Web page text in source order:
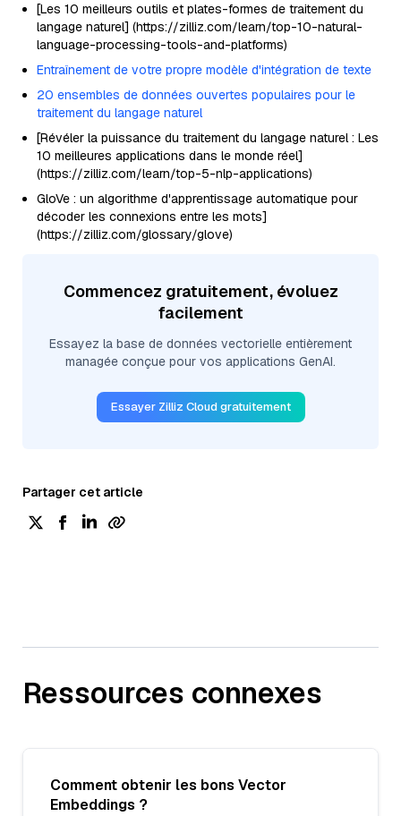
[Les 10 meilleurs outils et plates-formes de traitement du
langage naturel] (https://zilliz.com/learn/top-10-natural-
language-processing-tools-and-platforms)
Entraînement de votre propre modèle d'intégration de texte
20 ensembles de données ouvertes populaires pour le
traitement du langage naturel
[Révéler la puissance du traitement du langage naturel : Les
10 meilleures applications dans le monde réel]
(https://zilliz.com/learn/top-5-nlp-applications)
GloVe : un algorithme d'apprentissage automatique pour
décoder les connexions entre les mots]
(https://zilliz.com/glossary/glove)
Commencez gratuitement, évoluez
facilement
Essayez la base de données vectorielle entièrement
managée conçue pour vos applications GenAI.
Essayer Zilliz Cloud gratuitement
Partager cet article
Ressources connexes
Comment obtenir les bons Vector
Embeddings ?